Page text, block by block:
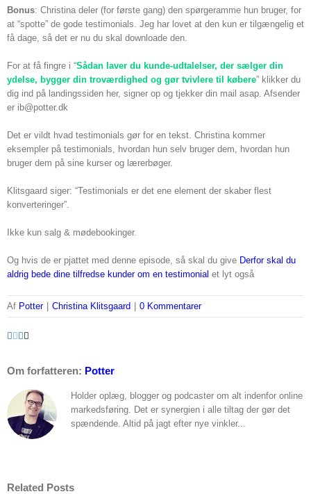
Bonus: Christina deler (for første gang) den spørgeramme hun bruger, for
at “spotte” de gode testimonials. Jeg har lovet at den kun er tilgængelig et
få dage, så det er nu du skal downloade den.
For at få fingre i “Sådan laver du kunde-udtalelser, der sælger din
ydelse, bygger din troværdighed og gør tvivlere til købere” klikker du
dig ind på landingssiden her, signer op og tjekker din mail asap. Afsender
er ib@potter.dk
Det er vildt hvad testimonials gør for en tekst. Christina kommer
eksempler på testimonials, hvordan hun selv bruger dem, hvordan hun
bruger dem på sine kurser og lærerbøger.
Klitsgaard siger: “Testimonials er det ene element der skaber flest
konverteringer”.
Ikke kun salg & mødebookinger.
Og hvis de er pjattet med denne episode, så skal du give Derfor skal du
aldrig bede dine tilfredse kunder om en testimonial et lyt også
Af Potter Christina Klitsgaard 0 Kommentarer
Facebook
Twitter
LinkedIn
Om forfatteren: Potter
Holder oplæg, blogger og podcaster om alt indenfor online
markedsføring. Det er synergien i alle tiltag der gør det
spændende. Altid på jagt efter nye vinkler...
Related Posts